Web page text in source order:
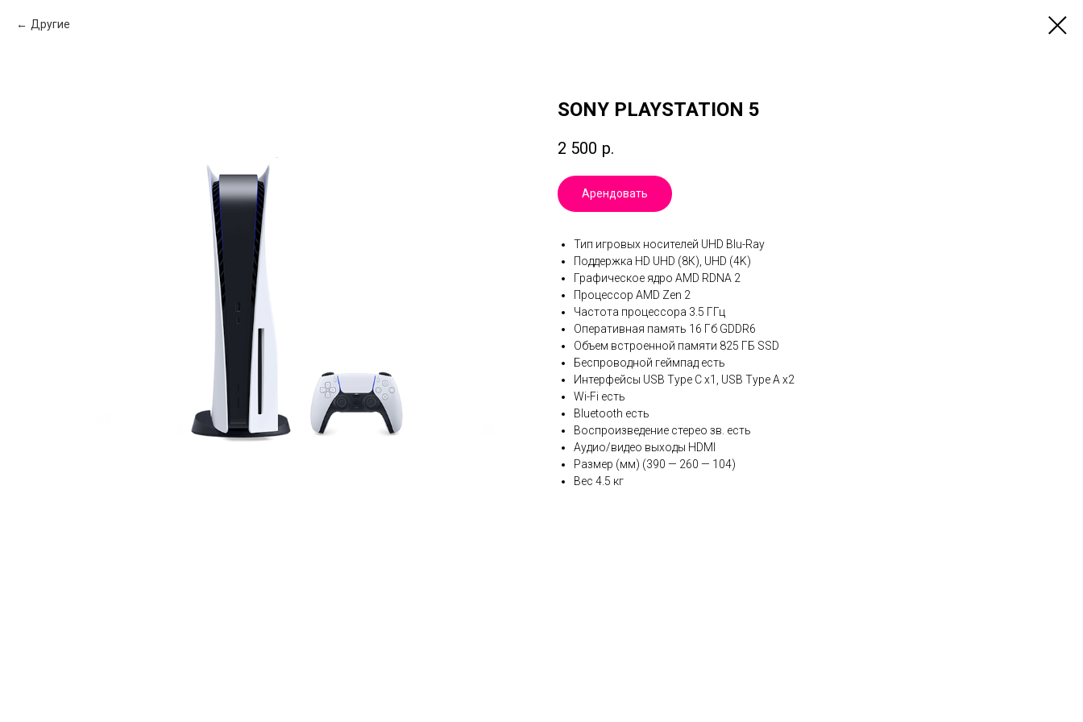
Другие
SONY PLAYSTATION 5
2 500 р.
Арендовать
Тип игровых носителей UHD Blu-Ray
Поддержка HD UHD (8К), UHD (4K)
Графическое ядро AMD RDNA 2
Процессор AMD Zen 2
Частота процессора 3.5 ГГц
Оперативная память 16 Гб GDDR6
Объем встроенной памяти 825 ГБ SSD
Беспроводной геймпад есть
Интерфейсы USB Type C x1, USB Type A x2
Wi-Fi есть
Bluetooth есть
Воспроизведение стерео зв. есть
Аудио/видео выходы HDMI
Размер (мм) (390 — 260 — 104)
Вес 4.5 кг